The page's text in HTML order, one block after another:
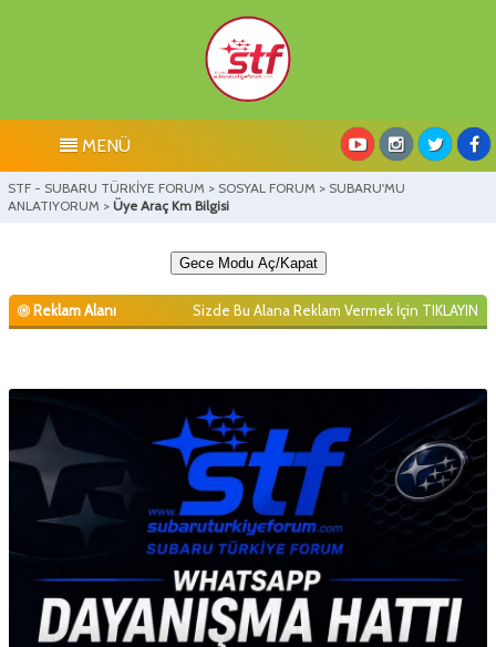
MENÜ
STF - SUBARU TÜRKİYE FORUM > SOSYAL FORUM > SUBARU'MU
ANLATIYORUM > Üye Araç Km Bilgisi
Gece Modu Aç/Kapat
Reklam Alanı Sizde Bu Alana Reklam Vermek İçin TIKLAYIN